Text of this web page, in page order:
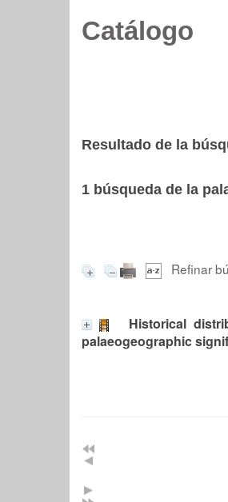
Catálogo
Resultado de la
1 búsqueda de la
Refinar
Historical
palaeogeographic